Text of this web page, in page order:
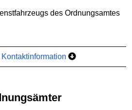
Kontaktinformation